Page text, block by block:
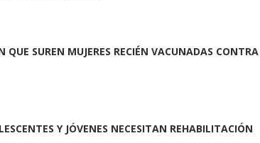
SUREN MUJERES RECIÉN VACUNADAS CONTRA
Y JÓVENES NECESITAN REHABILITACIÓN